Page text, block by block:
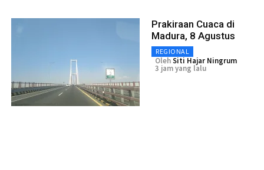
Prakiraan Cuaca di
Madura, 8 Agustus
REGIONAL
OlehSiti Hajar Ningrum
3 jam yang lalu